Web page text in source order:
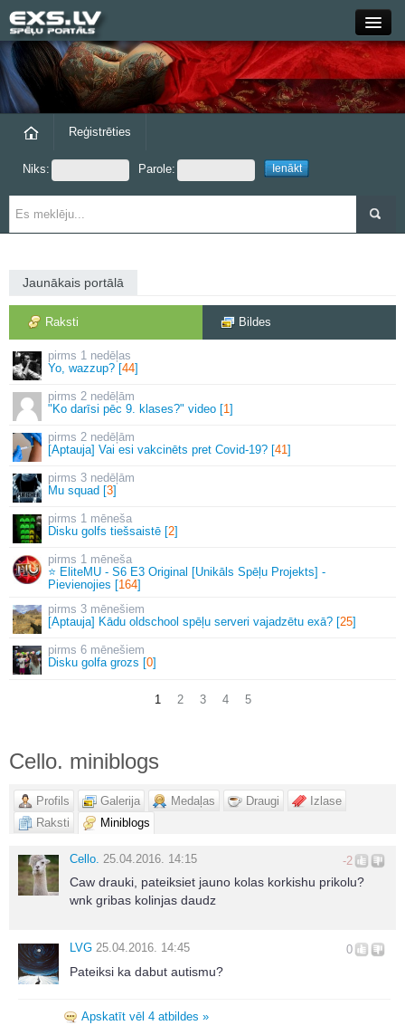
Close
Forums
Grupas
Reģistrēties
Niks: Parole:
Jaunākais portālā
Raksti Bildes
1 nedēļas
Yo, wazzup? [44]
2 nedēļām
"Ko darīsi pēc 9. klases?" video [1]
2 nedēļām
[Aptauja] Vai esi vakcinēts pret Covid-19? [41]
3 nedēļām
Mu squad [3]
1 mēneša
Disku golfs tiešsaistē [2]
1 mēneša
⭐ EliteMU - S6 E3 Original [Unikāls Spēļu Projekts] -
Pievienojies [164]
3 mēnešiem
[Aptauja] Kādu oldschool spēļu serveri vajadzētu exā? [25]
6 mēnešiem
Disku golfa grozs [0]
1 2 3 4 5
Cello. miniblogs
Profils Galerija Medaļas Draugi
Izlase
Raksti
Miniblogs
-2
Cello. 25.04.2016. 14:15
Caw drauki, pateiksiet jauno kolas korkishu prikolu?
wnk gribas kolinjas daudz
0
LVG 25.04.2016. 14:45
Pateiksi ka dabut autismu?
Apskatīt vēl 4 atbildes »